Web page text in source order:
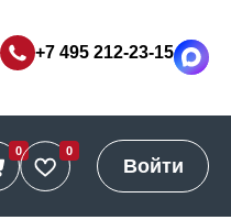
+7 495 212-23-15
0 0
Войти